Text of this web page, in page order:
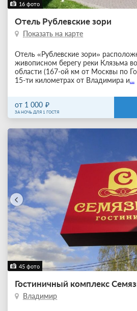
16 фото
Отель Рублевские зори
Показать на карте
Отель «Рублевские зори»
живописном берегу реки Клязьма
области (167-ой км от Москвы по
15-ти километрах от Владимира и...
от 1 000
ЗА НОЧЬ ДЛЯ 1 ГОСТЯ
45 фото
Гостиничный комплекс
Владимир